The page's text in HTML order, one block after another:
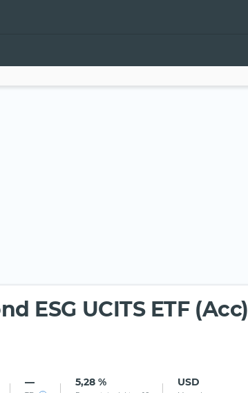
ESG UCITS ETF (Acc)
— 5,28 % USD